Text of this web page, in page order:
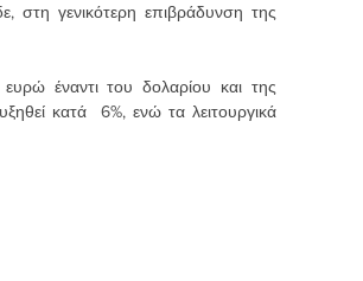
στη γενικότερη επιβράδυνση της
έναντι του δολαρίου και της
κατά 6%, ενώ τα λειτουργικά